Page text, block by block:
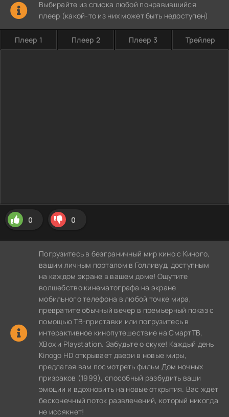
Выбирайте из списка любой понравившийся
плеер (какой-то из них может быть недоступен)
Плеер 1 Плеер 2 Плеер 3 Трейлер
0 0
Погрузитесь в безграничный мир кино с Киного,
вашим личным порталом в Голливуд, доступным
на каждом экране в вашем доме! Ощутите
волшебство кинематографа на экране
мобильного телефона в любой точке мира,
превратите обычный вечер в премьерный показ с
помощью ТВ-приставки или погрузитесь в
интерактивное кинопутешествие на СмартТВ,
XBox и Playstation. Забудьте о скуке! Каждый день
Kinogo HD открывает двери в новые миры,
предлагая вам посмотреть фильм Дом ночных
призраков (1999), способный разбудить ваши
эмоции и вдохновить на новые открытия. Вас ждет
бесконечный поток развлечений, который никогда
не иссякнет!